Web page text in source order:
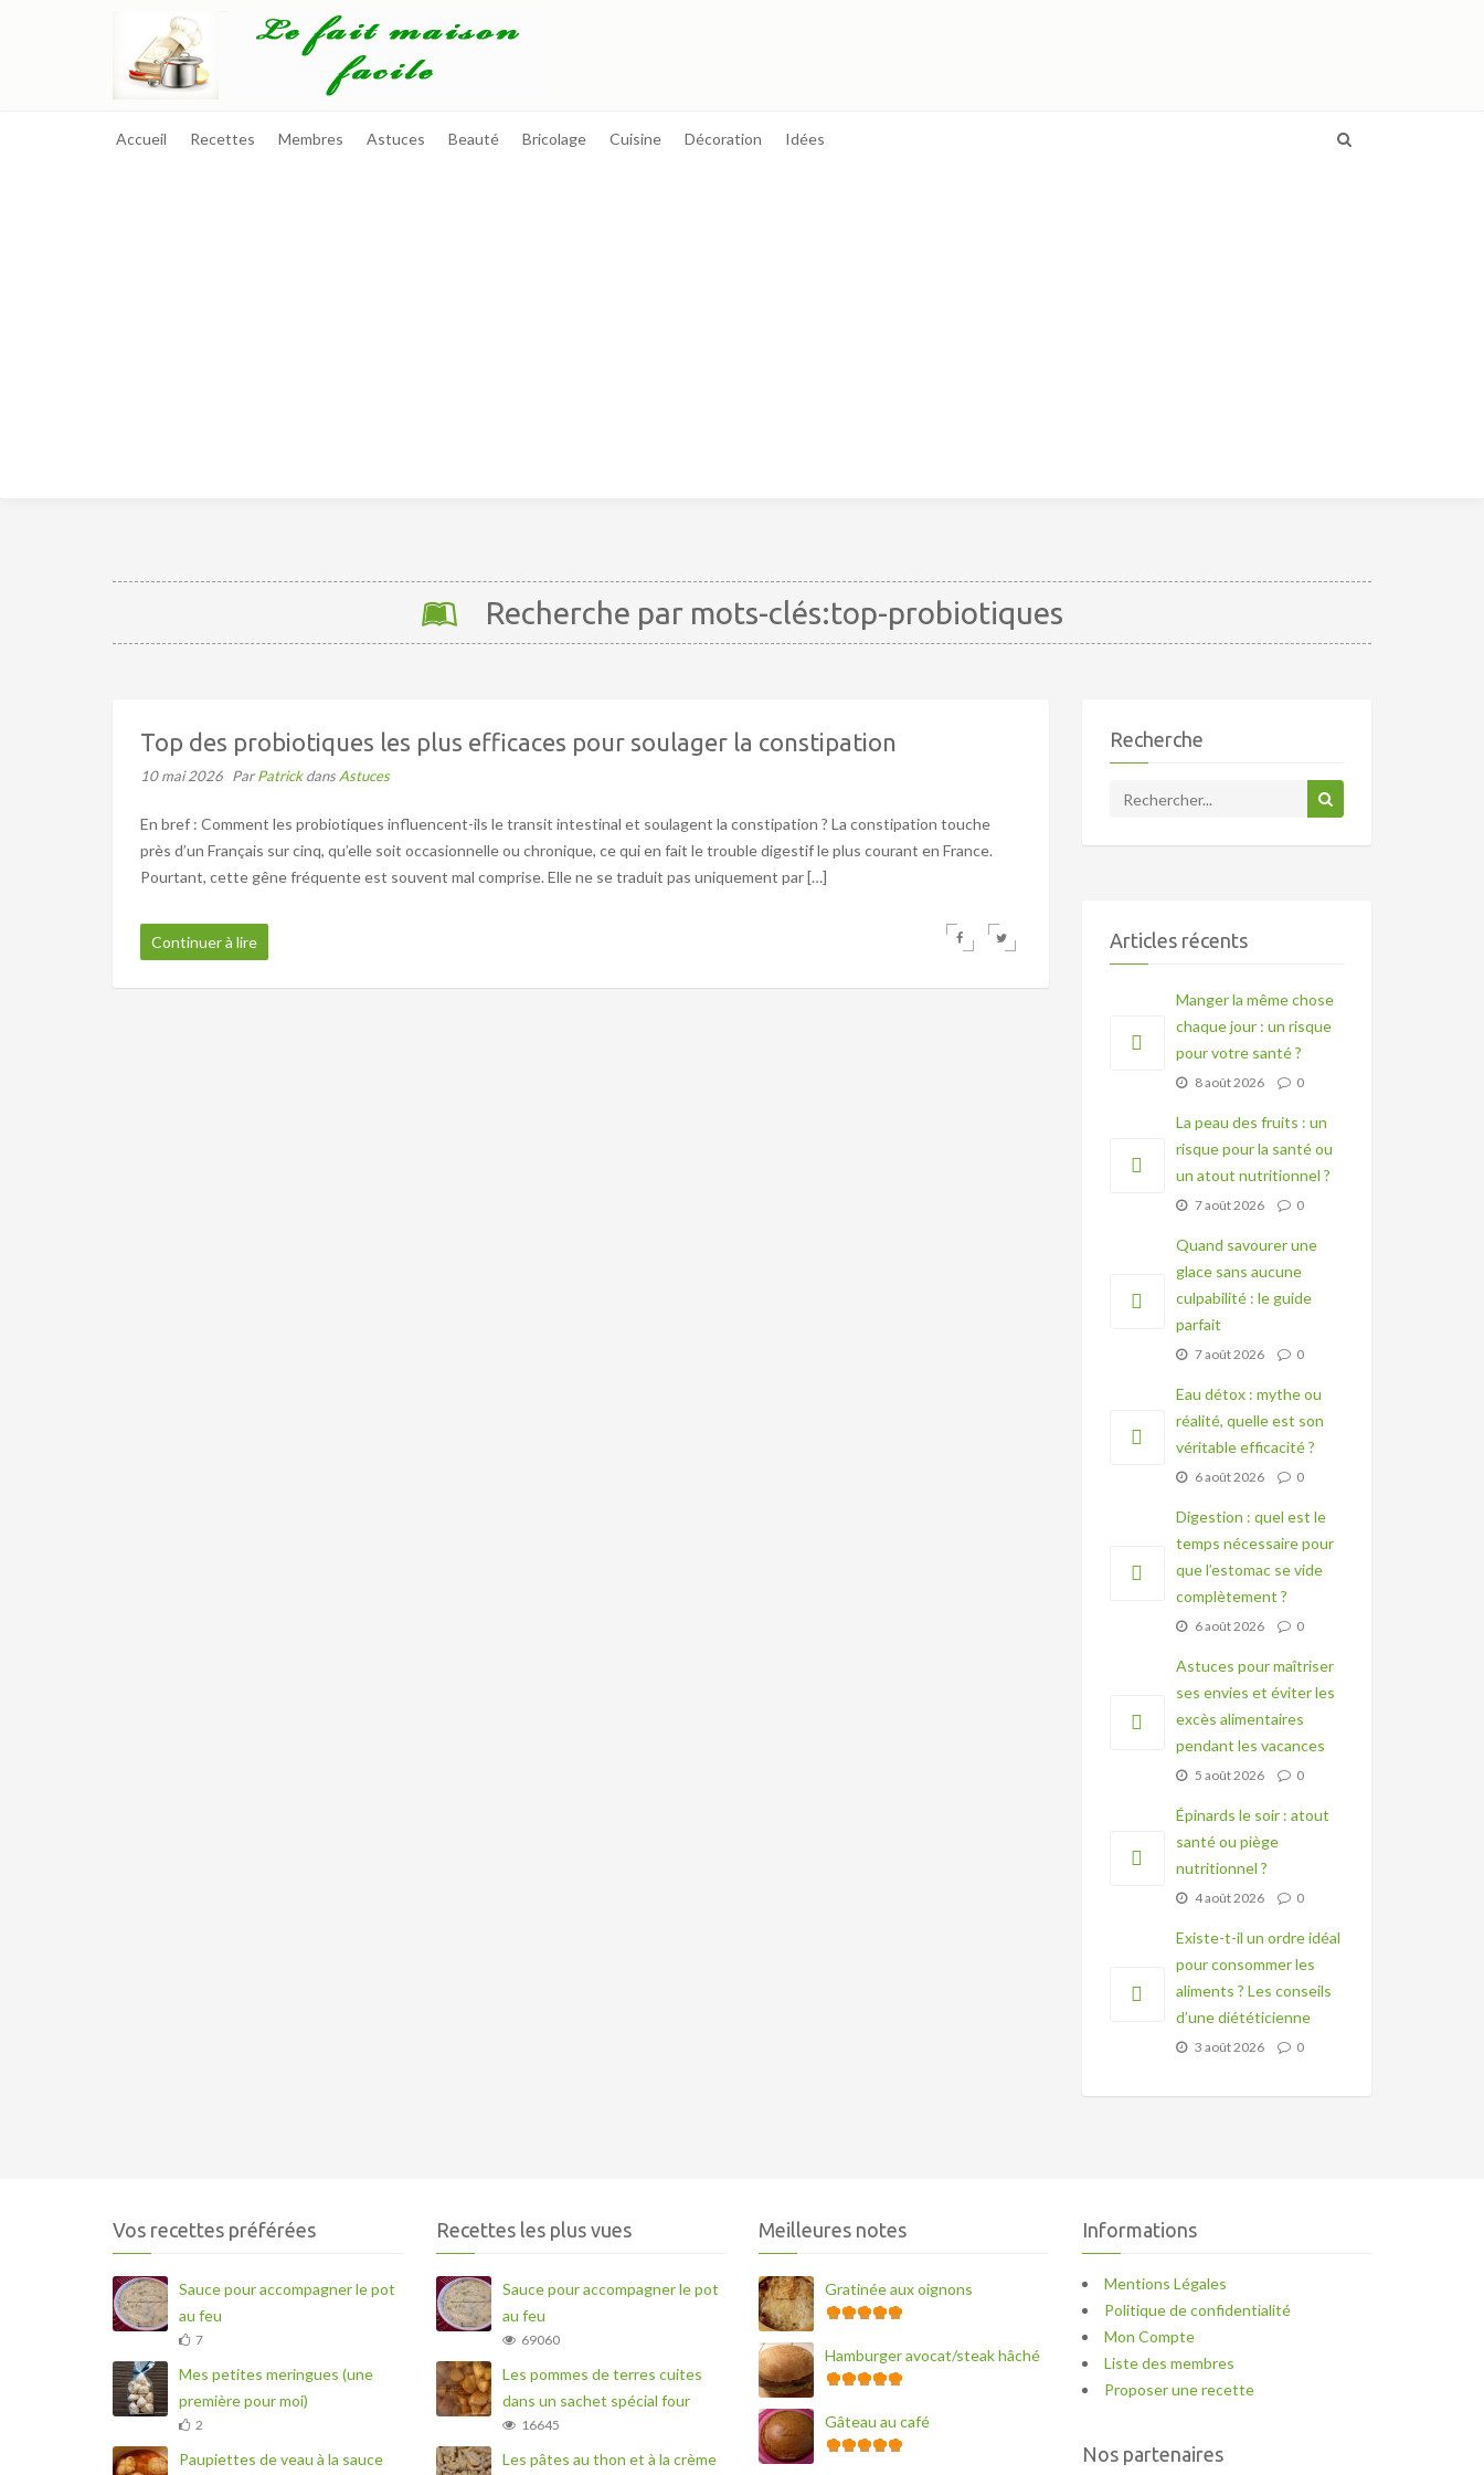
Accueil Recettes Membres Astuces Beauté Bricolage Cuisine Décoration Idées
Recherche par mots-clés:top-probiotiques
Top des probiotiques les plus efficaces pour soulager la constipation
10 mai 2026 ParPatrickdans Astuces
En bref : Comment les probiotiques influencent-ils le transit intestinal et soulagent la constipation ? La constipation touche
près d’un Français sur cinq, qu’elle soit occasionnelle ou chronique, ce qui en fait le trouble digestif le plus courant en France.
Pourtant, cette gêne fréquente est souvent mal comprise. Elle ne se traduit pas uniquement par […]
Continuer à lire
Recherche
Articles récents
Manger la même chose
chaque jour : un risque
pour votre santé ?
8 août 2026 0
La peau des fruits : un
risque pour la santé ou
un atout nutritionnel ?
7 août 2026 0
Quand savourer une
glace sans aucune
culpabilité : le guide
parfait
7 août 2026 0
Eau détox : mythe ou
réalité, quelle est son
véritable efficacité ?
6 août 2026 0
Digestion : quel est le
temps nécessaire pour
que l’estomac se vide
complètement ?
6 août 2026 0
Astuces pour maîtriser
ses envies et éviter les
excès alimentaires
pendant les vacances
5 août 2026 0
Épinards le soir : atout
santé ou piège
nutritionnel ?
4 août 2026 0
Existe-t-il un ordre idéal
pour consommer les
aliments ? Les conseils
d’une diététicienne
3 août 2026 0
Vos recettes préférées
Sauce pour accompagner le pot
au feu
7
Mes petites meringues (une
première pour moi)
2
Paupiettes de veau à la sauce
Recettes les plus vues
Sauce pour accompagner le pot
au feu
69060
Les pommes de terres cuites
dans un sachet spécial four
16645
Les pâtes au thon et à la crème
Meilleures notes
Gratinée aux oignons
Hamburger avocat/steak hâché
Gâteau au café
Informations
Mentions Légales
Politique de confidentialité
Mon Compte
Liste des membres
Proposer une recette
Nos partenaires